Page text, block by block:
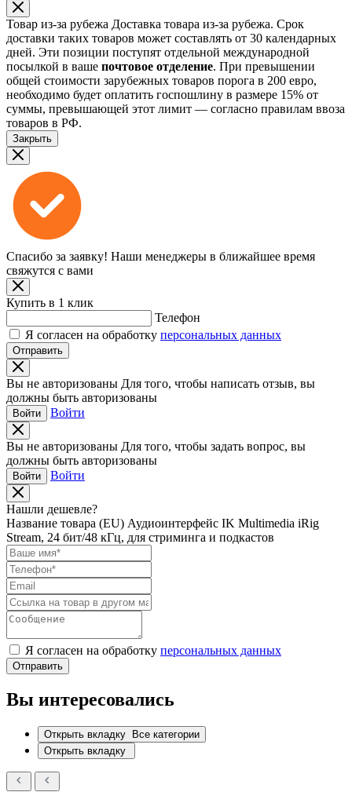
Товар из-за рубежа Доставка товара из-за рубежа. Срок
доставки таких товаров может составлять от 30 календарных
дней. Эти позиции поступят отдельной международной
посылкой в ваше почтовое отделение. При превышении
общей стоимости зарубежных товаров порога в 200 евро,
необходимо будет оплатить госпошлину в размере 15% от
суммы, превышающей этот лимит — согласно правилам ввоза
товаров в РФ.
Закрыть
Спасибо за заявку! Наши менеджеры в ближайшее время
свяжутся с вами
Купить в 1 клик
Телефон
Я согласен на обработку персональных данных
Отправить
Вы не авторизованы Для того, чтобы написать отзыв, вы
должны быть авторизованы
Войти Войти
Вы не авторизованы Для того, чтобы задать вопрос, вы
должны быть авторизованы
Войти Войти
Нашли дешевле?
Название товара (EU) Аудиоинтерфейс IK Multimedia iRig
Stream, 24 бит/48 кГц, для стриминга и подкастов
Я согласен на обработку персональных данных
Отправить
Вы интересовались
Открыть вкладку
Все категории
Открыть вкладку